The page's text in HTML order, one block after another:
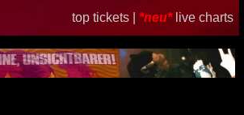
top tickets | *neu* live charts